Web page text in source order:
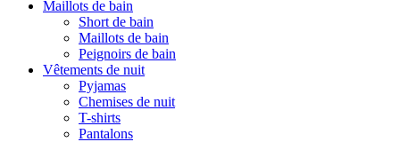
Maillots de bain
Short de bain
Maillots de bain
Peignoirs de bain
Vêtements de nuit
Pyjamas
Chemises de nuit
T-shirts
Pantalons